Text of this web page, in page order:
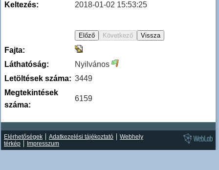
Keltezés:
2018-01-02 15:53:25
Fajta:
Láthatóság:
Nyilvános
Letöltések száma: 3449
Megtekintések
száma:
6159
Elérhetőségek Adatkezelési tájékoztató
Webhely
térkép
Impresszum